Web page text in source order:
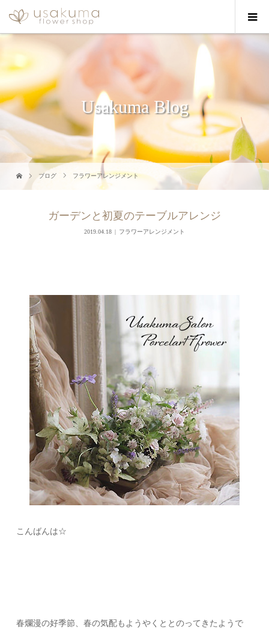
Usakuma Blog
ブログ フラワーアレンジメント
ガーデンと初夏のテーブルアレンジ
2019.04.18 フラワーアレンジメント
こんばんは☆
春爛漫の好季節、春の気配もようやくととのってきたようで